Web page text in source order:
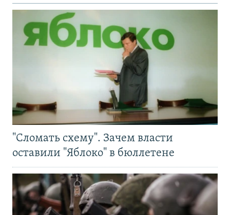
"Сломать схему". Зачем власти
оставили "Яблоко" в бюллетене